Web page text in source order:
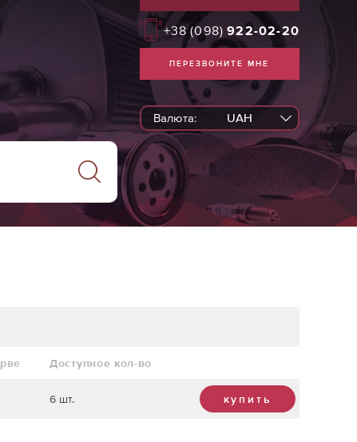
+38 (098) 922-02-20
ПЕРЕЗВОНИТЕ МНЕ
Валюта: UAH
Доступное кол-во
6 шт. купить